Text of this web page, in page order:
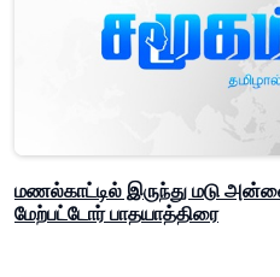
மணல்காட்டில் இருந்து மடு
மேற்பட்டோர் பாதயாத்திரை